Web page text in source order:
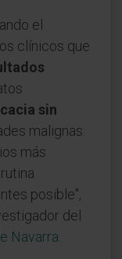
el
clínicos que
sin
malignas.
más
posible",
del
Navarra